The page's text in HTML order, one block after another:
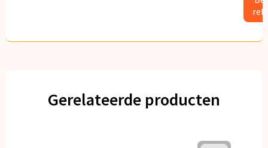
Gerelateerde producten